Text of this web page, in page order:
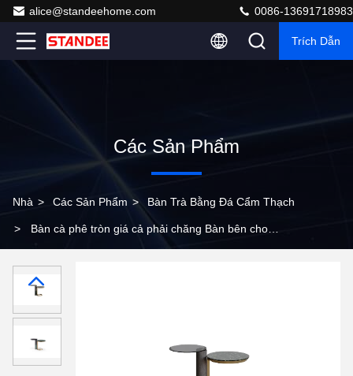
alice@standeehome.com 0086-13691718983
Trích Dẫn
Các Sản Phẩm
Nhà > Các Sản Phẩm > Bàn Trà Bằng Đá Cẩm Thạch
> Bàn cà phê tròn giá cả phải chăng Bàn bên cho